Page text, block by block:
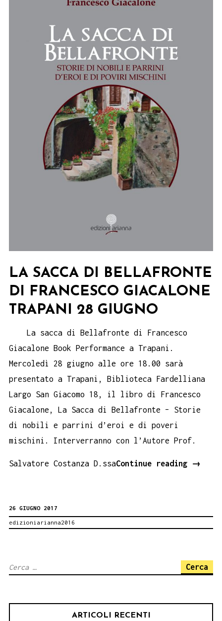
parrini.
febbraio
LA SACCA DI BELLAFRONTE
DI FRANCESCO GIACALONE
TRAPANI 28 GIUGNO
La sacca di Bellafronte di Francesco
Giacalone Book Performance a Trapani.
Mercoledì 28 giugno alle ore 18.00 sarà
presentato a Trapani, Biblioteca Fardelliana
Largo San Giacomo 18, il libro di Francesco
Giacalone, La Sacca di Bellafronte – Storie
di nobili e parrini d’eroi e di poveri
mischini. Interverranno con l’Autore Prof.
Salvatore Costanza D.ssaContinue reading
La
Trapani
giugno
→
26 GIUGNO 2017
edizioniarianna2016
Ricerca
ARTICOLI RECENTI